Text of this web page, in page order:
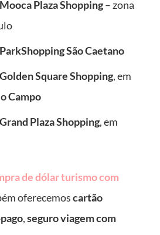
Mooca Plaza Shopping– zona
ParkShopping São Caetano
Golden Square Shopping, em
Campo
Grand Plaza Shopping, em
de dólar turismo com
oferecemoscartão
,seguro viagem com